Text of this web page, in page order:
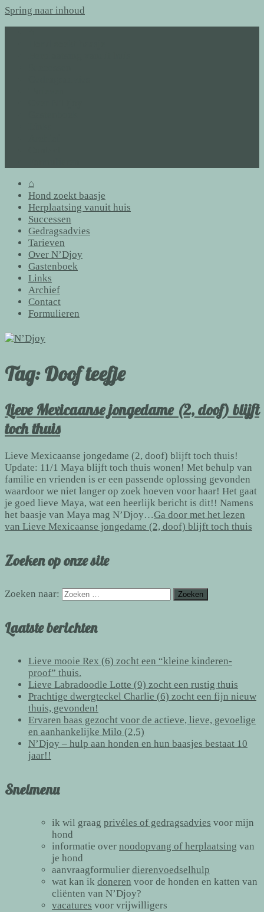
Spring naar inhoud
⌂
Hond zoekt baasje
Herplaatsing vanuit huis
Successen
Gedragsadvies
Tarieven
Over N’Djoy
Gastenboek
Links
Archief
Contact
Formulieren
Tag:Doof teefje
Lieve Mexicaanse jongedame (2, doof) blijft
toch thuis
Lieve Mexicaanse jongedame (2, doof) blijft toch thuis!
Update: 11/1 Maya blijft toch thuis wonen! Met behulp van
familie en vrienden is er een passende oplossing gevonden
waardoor we niet langer op zoek hoeven voor haar! Het gaat
je goed lieve Maya, wat een heerlijk bericht is dit!! Namens
het baasje van Maya mag N’Djoy…Ga door met het lezen
van Lieve Mexicaanse jongedame (2, doof) blijft toch thuis
Zoeken op onze site
Zoeken naar:
Laatste berichten
Lieve mooie Rex (6) zocht een “kleine kinderen-
proof” thuis.
Lieve Labradoodle Lotte (9) zocht een rustig thuis
Prachtige dwergteckel Charlie (6) zocht een fijn nieuw
thuis, gevonden!
Ervaren baas gezocht voor de actieve, lieve, gevoelige
en aanhankelijke Milo (2,5)
N’Djoy – hulp aan honden en hun baasjes bestaat 10
jaar!!
Snelmenu
ik wil graag privéles of gedragsadvies voor mijn
hond
informatie over noodopvang of herplaatsing van
je hond
aanvraagformulier dierenvoedselhulp
wat kan ik doneren voor de honden en katten van
cliënten van N’Djoy?
vacatures voor vrijwilligers